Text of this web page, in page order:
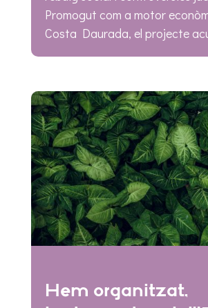
Promogut com a motor
Costa Daurada, el projecte
Hem organitzat,